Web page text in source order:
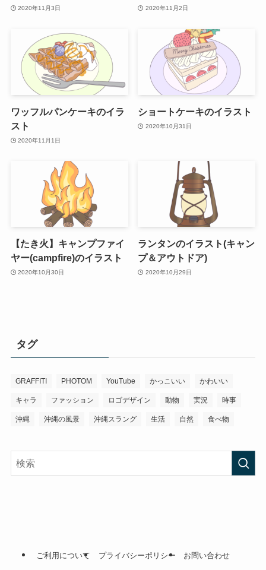
2020年11月3日 2020年11月2日
ワッフルパンケーキのイラ
スト
2020年11月1日
ショートケーキのイラスト
2020年10月31日
【たき火】キャンプファイ
ヤー(campfire)のイラスト
2020年10月30日
ランタンのイラスト(キャン
プ＆アウトドア)
2020年10月29日
タグ
GRAFFITI PHOTOM YouTube かっこいい かわいい
キャラ ファッション ロゴデザイン 動物 実況 時事
沖縄 沖縄の風景 沖縄スラング 生活 自然 食べ物
ご利用について プライバシーポリシー お問い合わせ